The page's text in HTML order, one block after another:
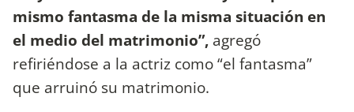
mismo fantasma de la misma situación en
el medio del matrimonio”, agregó
refiriéndose a la actriz como “el fantasma”
que arruinó su matrimonio.